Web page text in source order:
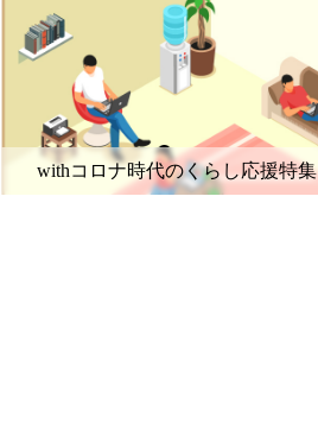
withコロナ時代のくらし応援特集